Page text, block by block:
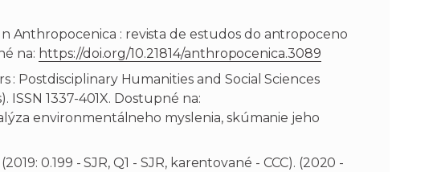
Anthropocenica : revista de estudos do antropoceno
na: https://doi.org/10.21814/anthropocenica.3089
: Postdisciplinary Humanities and Social Sciences
ISSN 1337-401X. Dostupné na:
environmentálneho myslenia, skúmanie jeho
0.199 - SJR, Q1 - SJR, karentované - CCC). (2020 -